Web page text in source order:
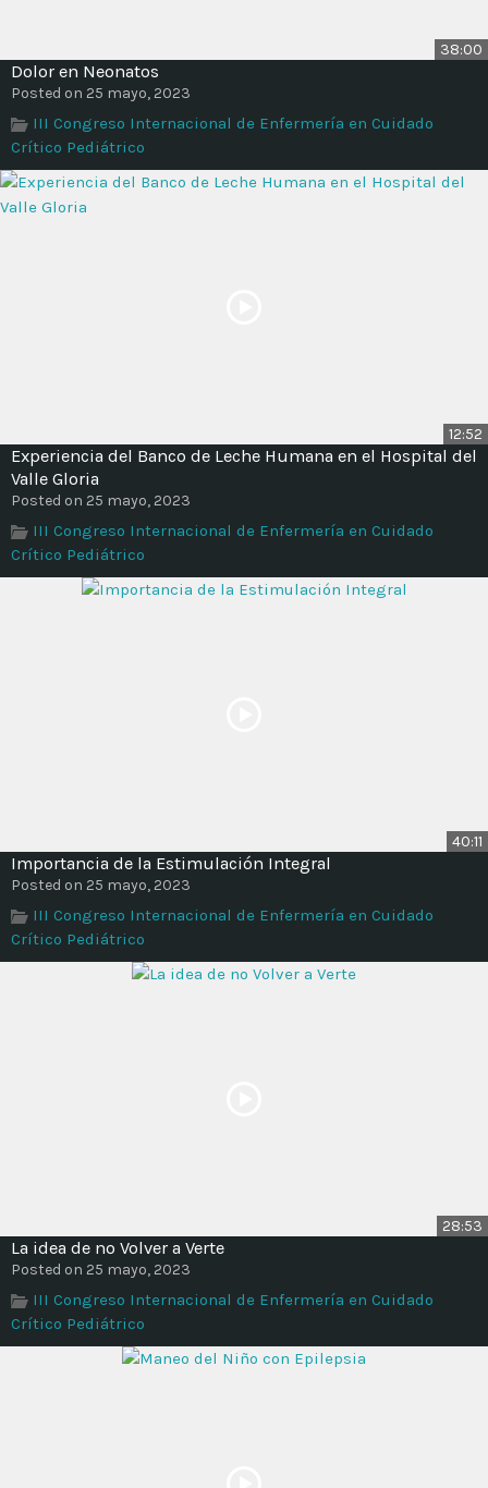
38:00
Dolor en Neonatos
Posted on 25 mayo, 2023
III Congreso Internacional de Enfermería en Cuidado
Crítico Pediátrico
12:52
Experiencia del Banco de Leche Humana en el Hospital del
Valle Gloria
Posted on 25 mayo, 2023
III Congreso Internacional de Enfermería en Cuidado
Crítico Pediátrico
40:11
Importancia de la Estimulación Integral
Posted on 25 mayo, 2023
III Congreso Internacional de Enfermería en Cuidado
Crítico Pediátrico
28:53
La idea de no Volver a Verte
Posted on 25 mayo, 2023
III Congreso Internacional de Enfermería en Cuidado
Crítico Pediátrico